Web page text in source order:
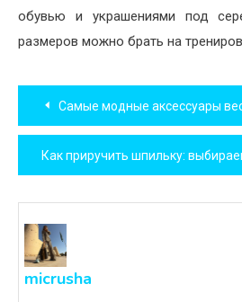
обувью и украшениями под
размеров можно брать на
Навигация
по
записям
Самые модные аксессуары
micrusha